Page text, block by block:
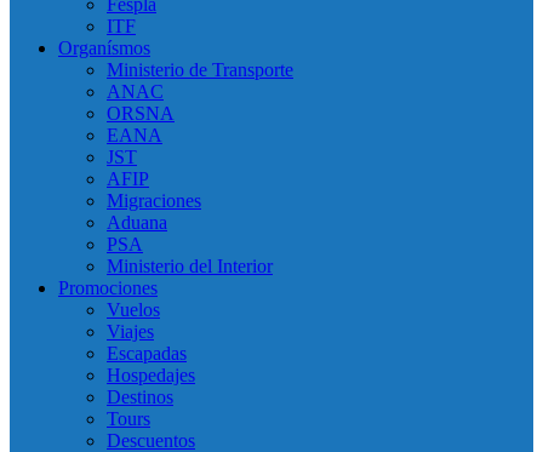
Fespla
ITF
Organísmos
Ministerio de Transporte
ANAC
ORSNA
EANA
JST
AFIP
Migraciones
Aduana
PSA
Ministerio del Interior
Promociones
Vuelos
Viajes
Escapadas
Hospedajes
Destinos
Tours
Descuentos